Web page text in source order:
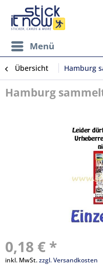
Menü
Übersicht Hamburg
Hamburg
0,18 € *
inkl. MwSt.zzgl. Versandkosten